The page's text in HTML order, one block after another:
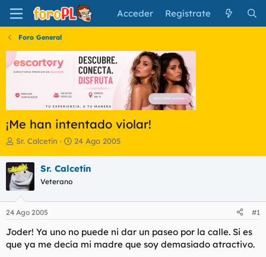
Acceder Regístrate
Foro General
¡Me han intentado violar!
I
i
c
i
a
d
o
d
e
Sr. Calcetín
F
h
e
i
c
24 Ago 2005
Sr. Calcetín
Veterano
24 Ago 2005 #1
Joder! Ya uno no puede ni dar un paseo por la calle. Si es
que ya me decía mi madre que soy demasiado atractivo.